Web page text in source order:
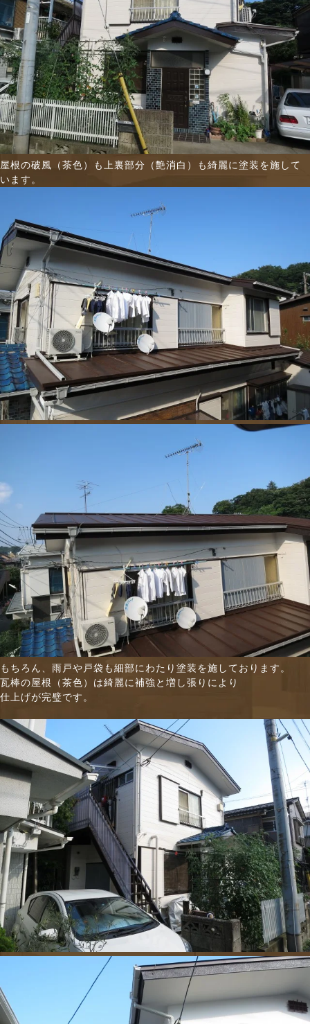
屋根の破風（茶色）も上裏部分（艶消白）も綺麗に塗装を施して
います。
もちろん、雨戸や戸袋も細部にわたり塗装を施しております。
瓦棒の屋根（茶色）は綺麗に補強と増し張りにより
仕上げが完璧です。